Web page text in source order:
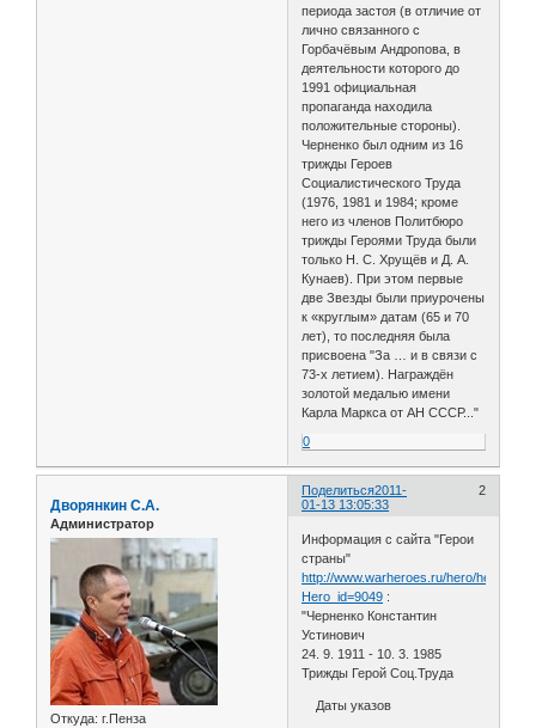
периода застоя (в отличие от
лично связанного с
Горбачёвым Андропова, в
деятельности которого до
1991 официальная
пропаганда находила
положительные стороны).
Черненко был одним из 16
трижды Героев
Социалистического Труда
(1976, 1981 и 1984; кроме
него из членов Политбюро
трижды Героями Труда были
только Н. С. Хрущёв и Д. А.
Кунаев). При этом первые
две Звезды были приурочены
к «круглым» датам (65 и 70
лет), то последняя была
присвоена "За … и в связи с
73-х летием). Награждён
золотой медалью имени
Карла Маркса от АН СССР..."
0
Поделиться 2
2011-
01-13 13:05:33
Дворянкин С.А.
Администратор
Откуда: г.Пенза
Информация с сайта "Герои
страны"
http://www.warheroes.ru/hero/hero.asp?
Hero_id=9049 :
"Черненко Константин
Устинович
24. 9. 1911 - 10. 3. 1985
Трижды Герой Соц.Труда
Даты указов